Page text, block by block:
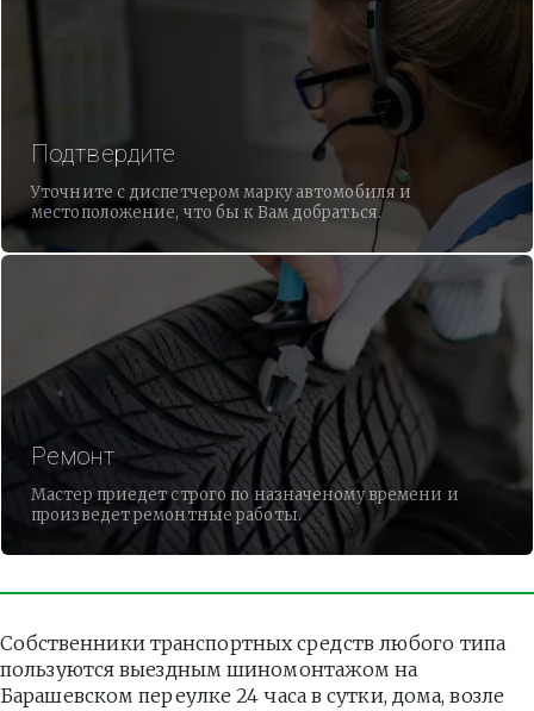
Подтвердите
Уточните с диспетчером марку автомобиля и
местоположение, что бы к Вам добраться.
Ремонт
Мастер приедет строго по назначеному времени и
произведет ремонтные работы.
Собственники транспортных средств любого типа
пользуются выездным шиномонтажом на
Барашевском переулке 24 часа в сутки, дома, возле